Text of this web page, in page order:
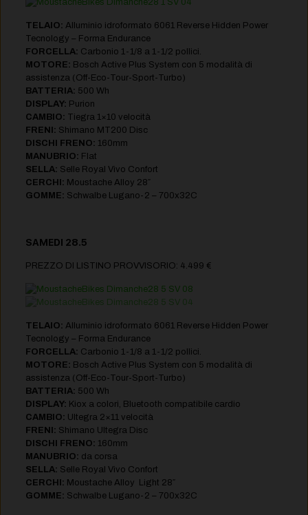
TELAIO: Alluminio idroformato 6061 Reverse Hidden Power
Tecnology – Forma Endurance
FORCELLA: Carbonio 1-1/8 a 1-1/2 pollici.
MOTORE: Bosch Active Plus System con 5 modalità di
assistenza (Off-Eco-Tour-Sport-Turbo)
BATTERIA: 500 Wh
DISPLAY: Purion
CAMBIO: Tiegra 1×10 velocità
FRENI: Shimano MT200 Disc
DISCHI FRENO: 160mm
MANUBRIO: Flat
SELLA: Selle Royal Vivo Confort
CERCHI: Moustache Alloy 28″
GOMME: Schwalbe Lugano-2 – 700x32C
SAMEDI 28.5
PREZZO DI LISTINO PROVVISORIO: 4.499 €
TELAIO: Alluminio idroformato 6061 Reverse Hidden Power
Tecnology – Forma Endurance
FORCELLA: Carbonio 1-1/8 a 1-1/2 pollici.
MOTORE: Bosch Active Plus System con 5 modalità di
assistenza (Off-Eco-Tour-Sport-Turbo)
BATTERIA: 500 Wh
DISPLAY: Kiox a colori, Bluetooth compatibile cardio
CAMBIO: Ultegra 2×11 velocità
FRENI: Shimano Ultegra Disc
DISCHI FRENO: 160mm
MANUBRIO: da corsa
SELLA: Selle Royal Vivo Confort
CERCHI: Moustache Alloy Light 28″
GOMME: Schwalbe Lugano-2 – 700x32C